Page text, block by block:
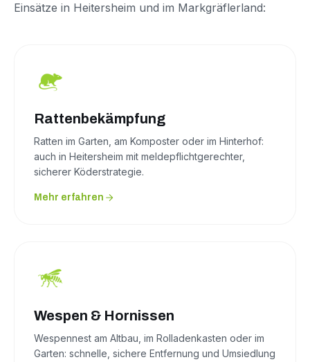
Einsätze in Heitersheim und im Markgräflerland:
Rattenbekämpfung
Ratten im Garten, am Komposter oder im Hinterhof:
auch in Heitersheim mit meldepflichtgerechter,
sicherer Köderstrategie.
Mehr erfahren
Wespen & Hornissen
Wespennest am Altbau, im Rolladenkasten oder im
Garten: schnelle, sichere Entfernung und Umsiedlung